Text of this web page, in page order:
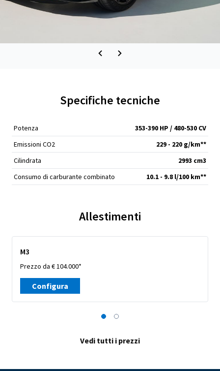
Specifiche tecniche
Potenza
353-390 HP / 480-530 CV
Emissioni CO2
229 - 220 g/km**
Cilindrata
2993 cm3
Consumo di carburante combinato
10.1 - 9.8 l/100 km**
Allestimenti
M3
Prezzo da € 104.000*
Configura
Vedi tutti i prezzi